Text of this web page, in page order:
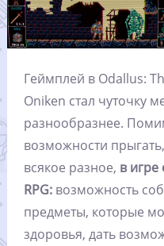
Геймплей в Odallus:
Oniken стал чуточку
разнообразнее.
возможности
всякое разное, в игре
RPG: возможность
предметы, которые
здоровья, дать